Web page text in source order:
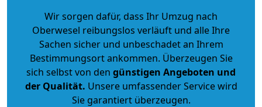
Wir sorgen dafür, dass Ihr Umzug nach
Oberwesel reibungslos verläuft und alle Ihre
Sachen sicher und unbeschadet an Ihrem
Bestimmungsort ankommen. Überzeugen Sie
sich selbst von den günstigen Angeboten und
der Qualität. Unsere umfassender Service wird
Sie garantiert überzeugen.